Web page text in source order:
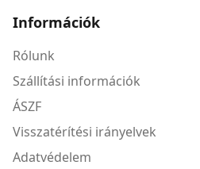
Információk
Rólunk
Szállítási információk
ÁSZF
Visszatérítési irányelvek
Adatvédelem